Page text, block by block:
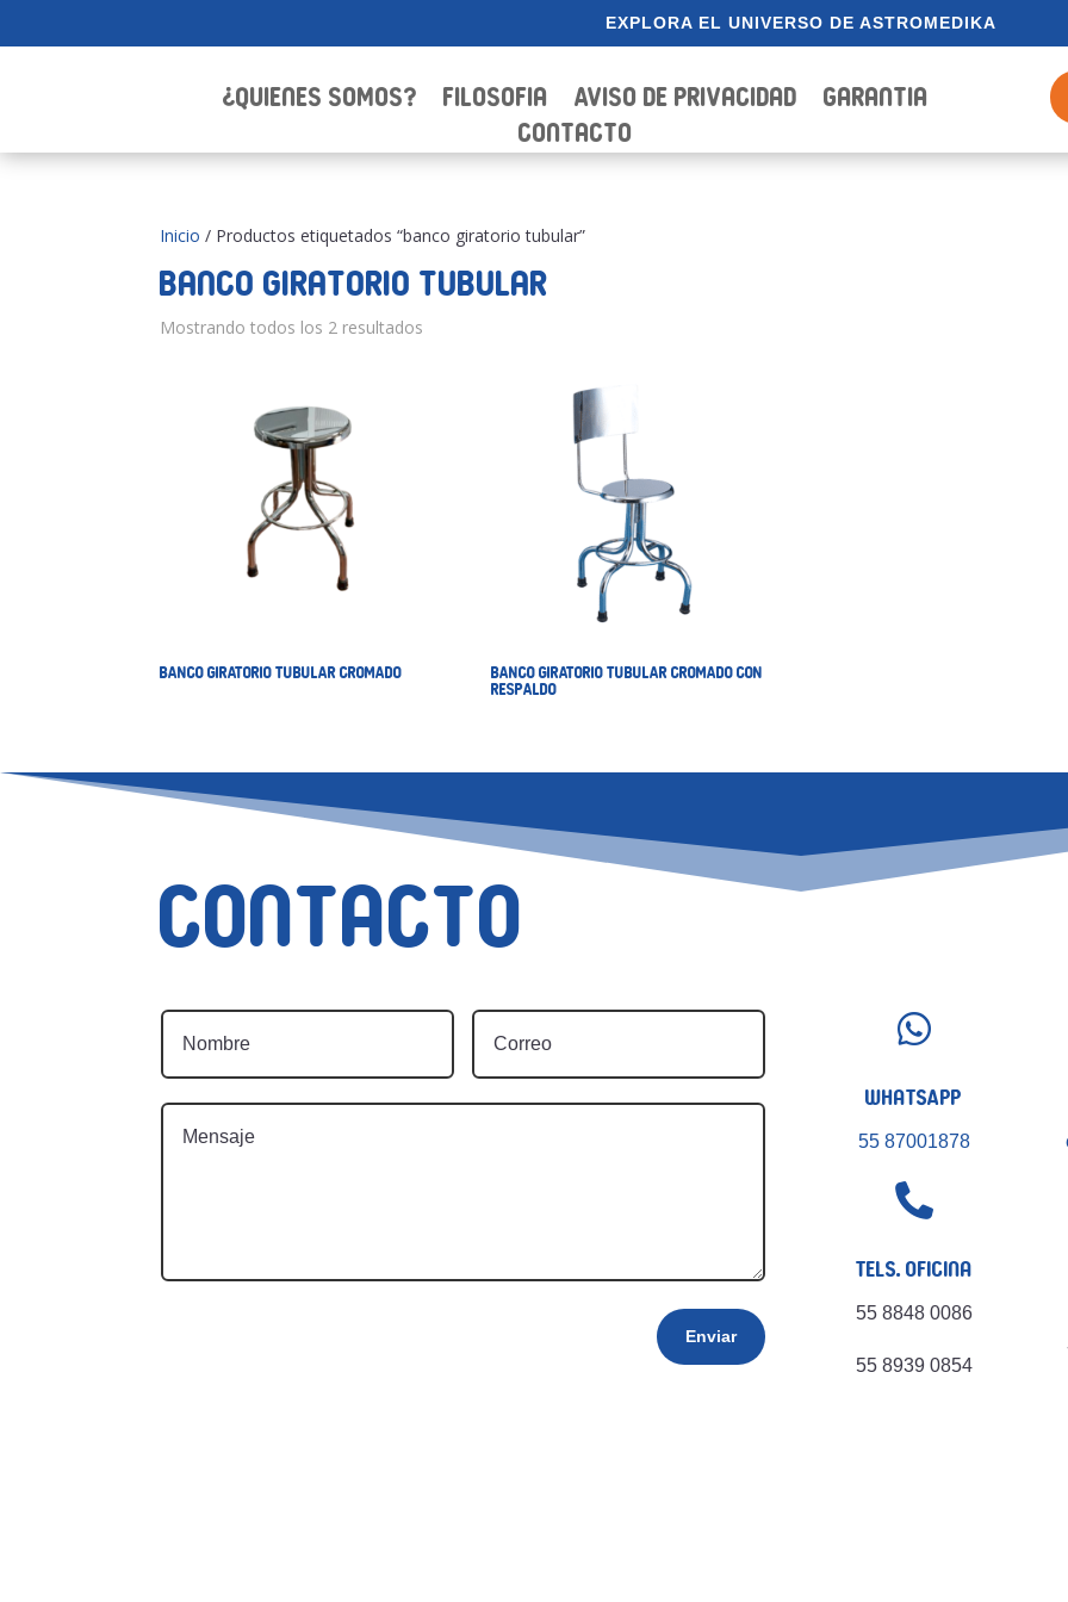
EXPLORA EL UNIVERSO DE ASTROMEDIKA
¿Quienes Somos? Filosofia Aviso de Privacidad
Garantia
Contacto
Inicio / Productos etiquetados “banco giratorio tubular”
banco giratorio tubular
Mostrando todos los 2 resultados
BANCO GIRATORIO TUBULAR CROMADO
BANCO GIRATORIO TUBULAR CROMADO CON
RESPALDO
Contacto
Enviar

WhatsApp
55 87001878

Tels. Oficina
55 8848 0086
55 8939 0854